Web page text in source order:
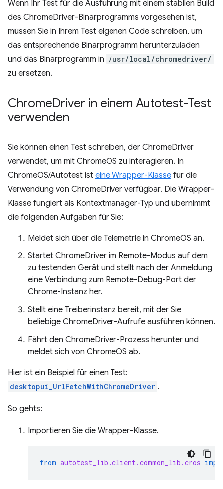
Wenn Ihr Test für die Ausführung mit einem stabilen Build
des ChromeDriver-Binärprogramms vorgesehen ist,
müssen Sie in Ihrem Test eigenen Code schreiben, um
das entsprechende Binärprogramm herunterzuladen
und das Binärprogramm in /usr/local/chromedriver/
zu ersetzen.
ChromeDriver in einem Autotest-Test
verwenden
Sie können einen Test schreiben, der ChromeDriver
verwendet, um mit ChromeOS zu interagieren. In
ChromeOS/Autotest ist eine Wrapper-Klasse für die
Verwendung von ChromeDriver verfügbar. Die Wrapper-
Klasse fungiert als Kontextmanager-Typ und übernimmt
die folgenden Aufgaben für Sie:
Meldet sich über die Telemetrie in ChromeOS an.
Startet ChromeDriver im Remote-Modus auf dem
zu testenden Gerät und stellt nach der Anmeldung
eine Verbindung zum Remote-Debug-Port der
Chrome-Instanz her.
Stellt eine Treiberinstanz bereit, mit der Sie
beliebige ChromeDriver-Aufrufe ausführen können.
Fährt den ChromeDriver-Prozess herunter und
meldet sich von ChromeOS ab.
Hier ist ein Beispiel für einen Test:
desktopui_UrlFetchWithChromeDriver .
So gehts:
Importieren Sie die Wrapper-Klasse.
from autotest_lib.client.common_lib.cros